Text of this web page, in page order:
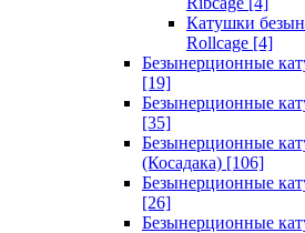
Катушки
Rollcage [4]
Безынерционные
[19]
Безынерционные
[35]
Безынерционные
(Косадака) [106]
Безынерционные
[26]
Безынерционные